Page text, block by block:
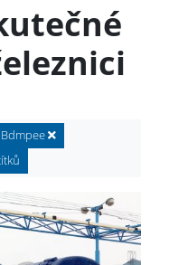
Bdmpee